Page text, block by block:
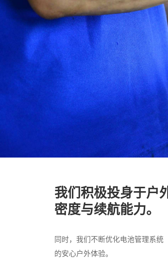
我们积极投身于户
密度与续航能力。
同时，我们不断优化电池管理系
的安心户外体验。